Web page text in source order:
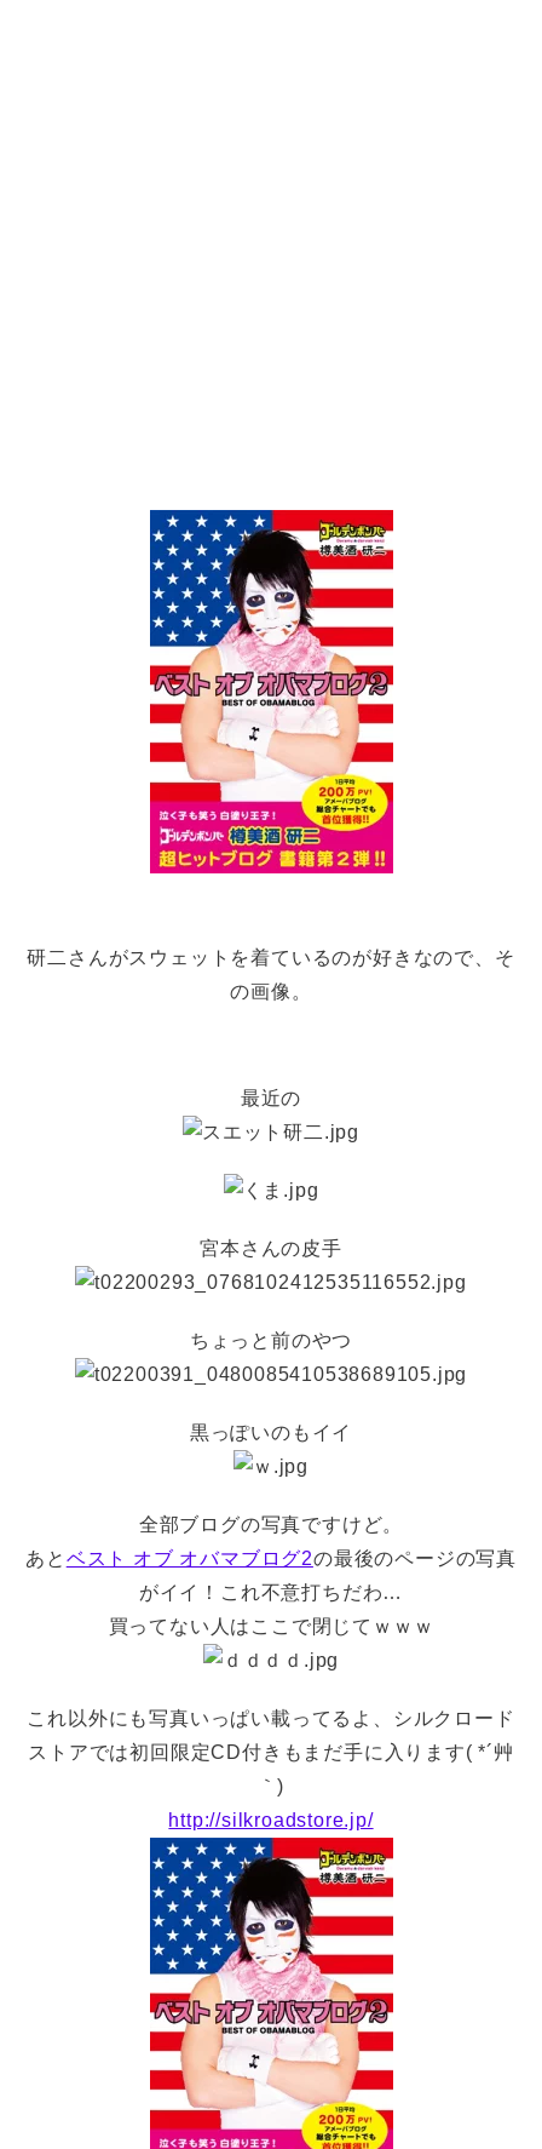
研二さんがスウェットを着ているのが好きなので、そ
の画像。
最近の
宮本さんの皮手
ちょっと前のやつ
黒っぽいのもイイ
全部ブログの写真ですけど。
あと ベスト オブ オバマブログ2の最後のページの写真
がイイ！これ不意打ちだわ…
買ってない人はここで閉じてｗｗｗ
これ以外にも写真いっぱい載ってるよ、シルクロード
ストアでは初回限定CD付きもまだ手に入ります( *´艸
｀)
http://silkroadstore.jp/